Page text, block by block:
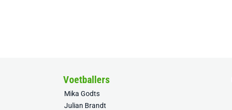
Voetballers
Mika Godts
Julian Brandt